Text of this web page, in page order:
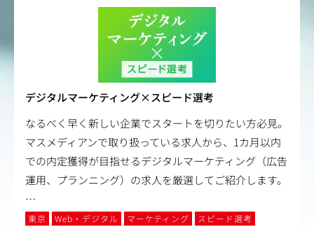
デジタルマーケティング×スピード選考
なるべく早く新しい企業でスタートを切りたい方必見。
マスメディアンで取り扱っている求人から、1カ月以内
での内定獲得が目指せるデジタルマーケティング（広告
運用、プランニング）の求人を厳選してご紹介します。
…
東京 Web・デジタル マーケティング スピード選考